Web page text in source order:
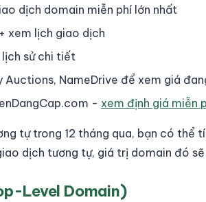
dịch domain miễn phí lớn nhất
xem lịch giao dịch
sử chi tiết
Auctions, NameDrive để xem giá
- xem định giá miễn
tự trong 12 tháng qua, bạn có thể
dịch tương tự, giá trị domain đó
Level Domain)